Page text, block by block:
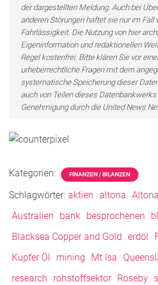
der dargestellten Meldung. Auch bei
anderen Störungen haftet sie nur im Fall
Fahrlässigkeit. Die Nutzung von hier
Eigeninformation und redaktionellen
Regel kostenfrei. Bitte klären Sie vor
urheberrechtliche Fragen mit dem
systematische Speicherung dieser
auch von Teilen dieses
Genehmigung durch die United News
Kategorien: FINANZEN / BILANZEN
Schlagwörter: aktien altona
Australien
bank besprochenen
Blacksea Copper and Gold
erdöl
Kupfer Öl
mining Mt Isa
research
rohstoffsektor Roseby